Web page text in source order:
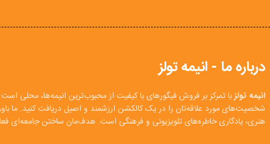
درباره ما - انیمه تولز
انیمه تولزبا تمرکز بر فروش فیگورهای با کیفیت از محبوب‌ترین انیمه‌ها، محلی
شخصیت‌های مورد علاقه‌تان را در یک کالکشن ارزشمند و اصیل دریافت کنید.
هنری، یادگاری خاطره‌های تلویزیونی و فرهنگی است. هدف‌مان ساختن جامعه‌ای